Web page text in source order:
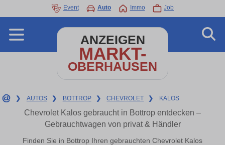
Event Auto Immo Job
ANZEIGEN
MARKT-
OBERHAUSEN
❯ AUTOS ❯ BOTTROP ❯ CHEVROLET ❯ KALOS
Chevrolet Kalos gebraucht in Bottrop entdecken –
Gebrauchtwagen von privat & Händler
Finden Sie in Bottrop Ihren gebrauchten Chevrolet Kalos